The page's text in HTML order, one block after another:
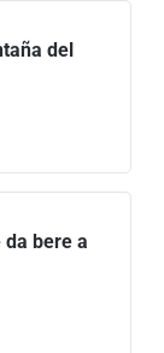
del
bere a